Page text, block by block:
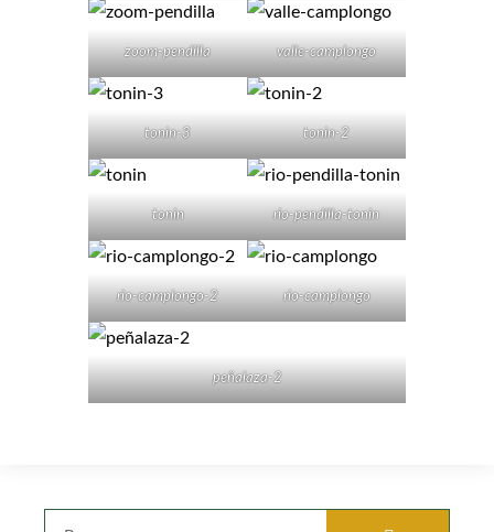
zoom-pendilla valle-camplongo
tonin-3 tonin-2
tonin rio-pendilla-tonin
rio-camplongo-2 rio-camplongo
peñalaza-2